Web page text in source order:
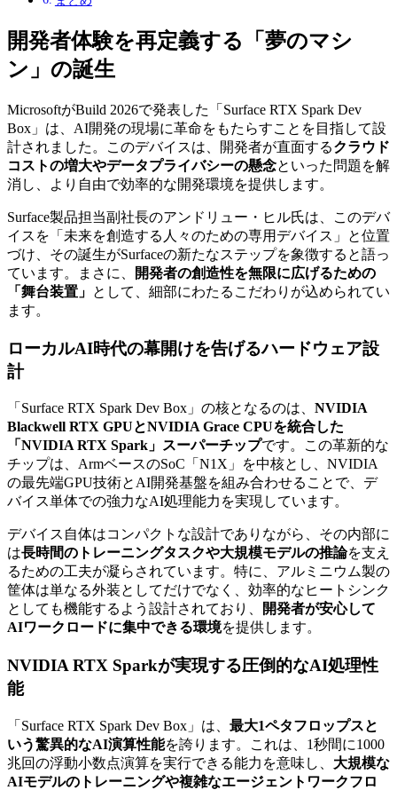
開発者体験を再定義する「夢のマシ
ン」の誕生
MicrosoftがBuild 2026で発表した「Surface RTX Spark Dev
Box」は、AI開発の現場に革命をもたらすことを目指して設
計されました。このデバイスは、開発者が直面するクラウド
コストの増大やデータプライバシーの懸念といった問題を解
消し、より自由で効率的な開発環境を提供します。
Surface製品担当副社長のアンドリュー・ヒル氏は、このデバ
イスを「未来を創造する人々のための専用デバイス」と位置
づけ、その誕生がSurfaceの新たなステップを象徴すると語っ
ています。まさに、
開発者の創造性を無限に広げるための
「舞台装置」 として、細部にわたるこだわりが込められてい
ます。
ローカルAI時代の幕開けを告げるハードウェア設
計
「Surface RTX Spark Dev Box」の核となるのは、 NVIDIA
Blackwell RTX GPUとNVIDIA Grace CPUを統合した
「NVIDIA RTX Spark」スーパーチップです。この革新的な
チップは、ArmベースのSoC「N1X」を中核とし、NVIDIA
の最先端GPU技術とAI開発基盤を組み合わせることで、デ
バイス単体での強力なAI処理能力を実現しています。
デバイス自体はコンパクトな設計でありながら、その内部に
は長時間のトレーニングタスクや大規模モデルの推論を支え
るための工夫が凝らされています。特に、アルミニウム製の
筐体は単なる外装としてだけでなく、効率的なヒートシンク
としても機能するよう設計されており、
開発者が安心して
AIワークロードに集中できる環境を提供します。
NVIDIA RTX Sparkが実現する圧倒的なAI処理性
能
「Surface RTX Spark Dev Box」は、 最大1ペタフロップスと
いう驚異的なAI演算性能を誇ります。これは、1秒間に1000
兆回の浮動小数点演算を実行できる能力を意味し、 大規模な
AIモデルのトレーニングや複雑なエージェントワークフロ